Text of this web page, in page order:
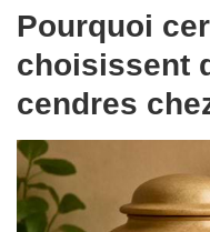
Pourquoi
choisissent
cendres